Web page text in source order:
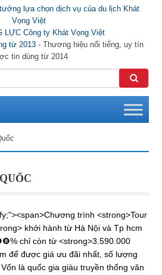
lựa chọn dịch vụ của du lịch Khát
Vọng Việt
LỰC Công ty Khát Vọng Việt
từ 2013- Thương hiệu nổi tiếng, uy tín
tin dùng từ 2014
trình <strong>Tour
khởi hành từ Hà Nội và Tp hcm
chỉ còn từ <strong>3.590.000
để được giá ưu đãi nhất, số lượng
là quốc gia giàu truyền thống văn